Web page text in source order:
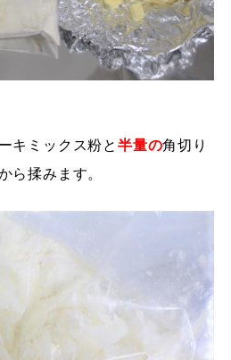
キミックス粉と 半量の角切り
ら揉みます。